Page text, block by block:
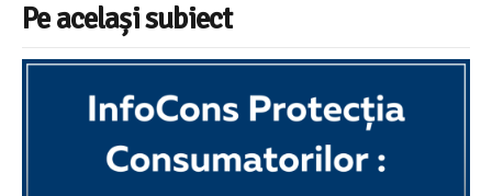
Pe același subiect